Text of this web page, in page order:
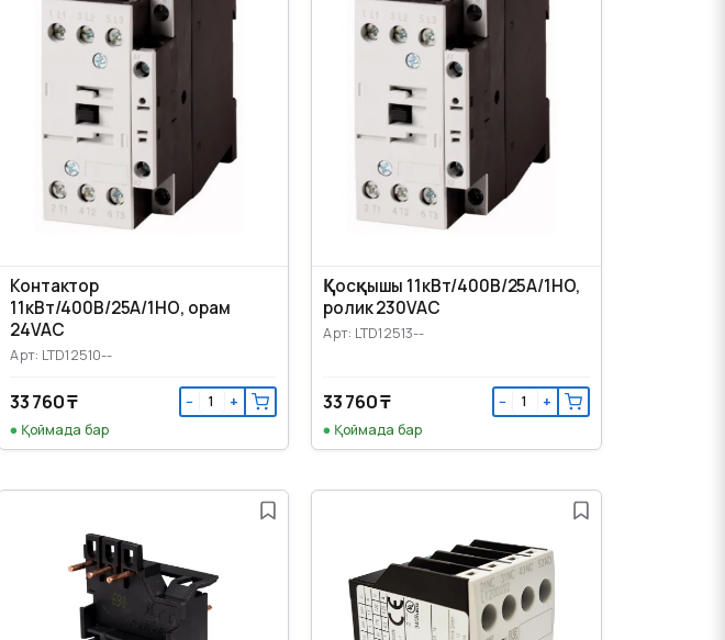
Контактор
11кВт/400В/25А/1НО, орам
24VAC
Арт: LTD12510--
33 760 ₸ − +
Қоймада бар
Қосқышы 11кВт/400В/25А/1НО,
ролик 230VAC
Арт: LTD12513--
33 760 ₸ − +
Қоймада бар